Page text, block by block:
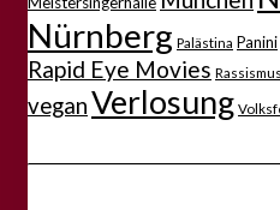
Nürnberg Palästina Panini
Rapid Eye Movies Rassismus
veganVerlosung